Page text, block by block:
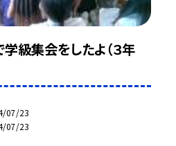
級集会をしたよ（３年
07/23
07/23